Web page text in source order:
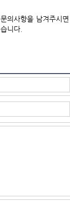
문의사항을 남겨주시
습니다.